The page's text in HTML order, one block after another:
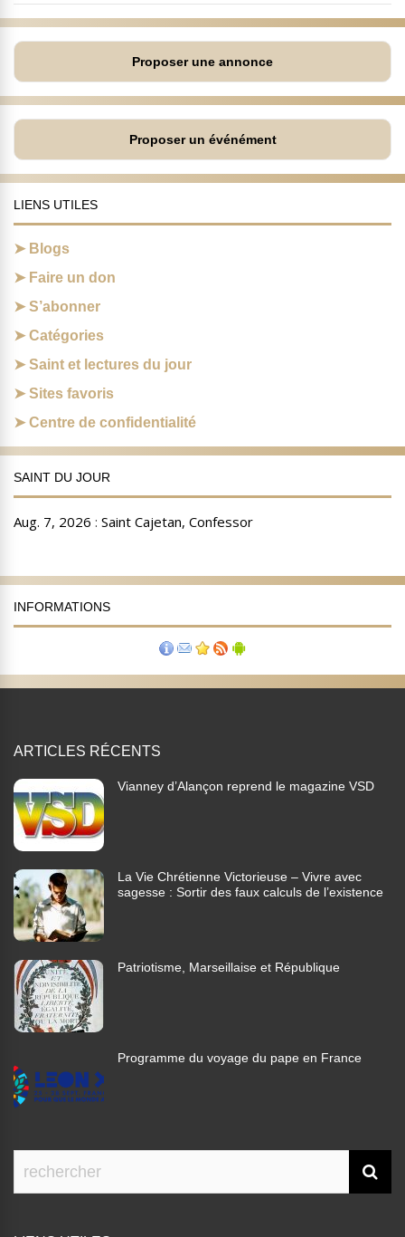
Proposer une annonce
Proposer un événément
LIENS UTILES
Blogs
Faire un don
S’abonner
Catégories
Saint et lectures du jour
Sites favoris
Centre de confidentialité
SAINT DU JOUR
INFORMATIONS
ARTICLES RÉCENTS
Vianney d’Alançon reprend le magazine VSD
La Vie Chrétienne Victorieuse – Vivre avec
sagesse : Sortir des faux calculs de l’existence
Patriotisme, Marseillaise et République
Programme du voyage du pape en France